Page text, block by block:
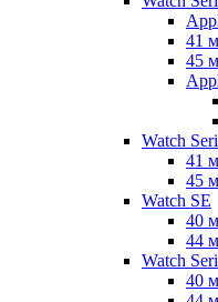
41
45
Watch
41
45
Watch SE
40
44
Watch
40